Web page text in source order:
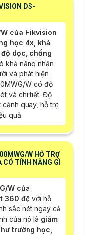
DS-
của Hikvision
học 4x, khả
dọc, chống
khả năng nhận
và phát hiện
W có độ
và chi tiết. Độ
quay, hỗ trợ
quả.
W HỖ TRỢ
CÓ TÍNH NĂNG GÌ
W của
360 độ với hỗ
sắc nét ngay cả
của nó là giám
trường học,